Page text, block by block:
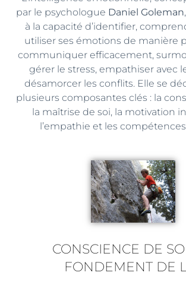
par le psychologue Daniel Goleman
à la capacité d’identifier,
utiliser ses émotions de manière
communiquer efficacement,
gérer le stress, empathiser avec
désamorcer les conflits. Elle se
plusieurs composantes clés : la
la maîtrise de soi, la motivation
l’empathie et les
CONSCIENCE DE
FONDEMENT DE